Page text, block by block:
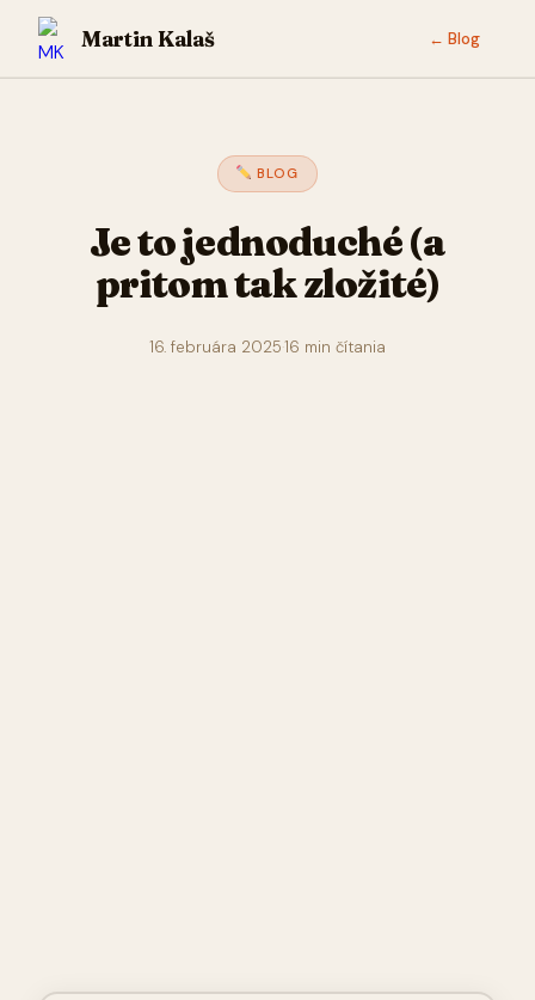
Martin Kalaš ← Blog
BLOG
Je to jednoduché (a
pritom tak zložité)
16. februára 2025·16 min čítania